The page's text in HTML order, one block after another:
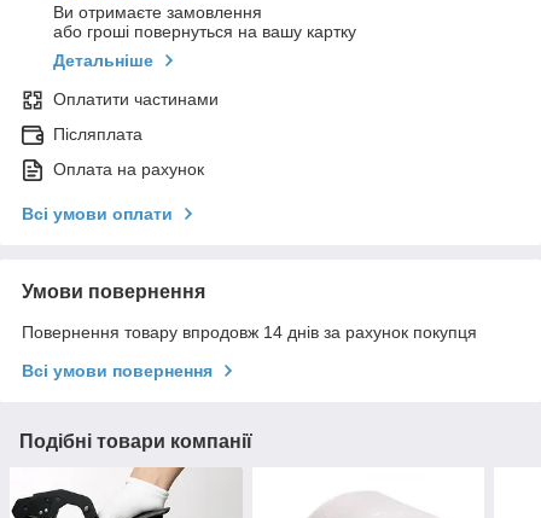
Ви отримаєте замовлення
або гроші повернуться на вашу картку
Детальніше
Оплатити частинами
Післяплата
Оплата на рахунок
Всі умови оплати
Умови повернення
Повернення товару впродовж 14 днів за рахунок покупця
Всі умови повернення
Подібні товари компанії